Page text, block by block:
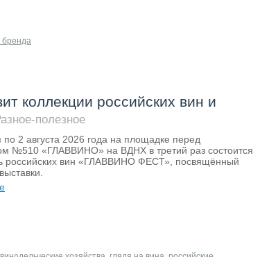
коллекции российских вин и
полезное
2 августа 2026 года на площадке перед
№510 «ГЛАВВИНО» на ВДНХ в третий раз состоится
российских вин «ГЛАВВИНО ФЕСТ», посвящённый